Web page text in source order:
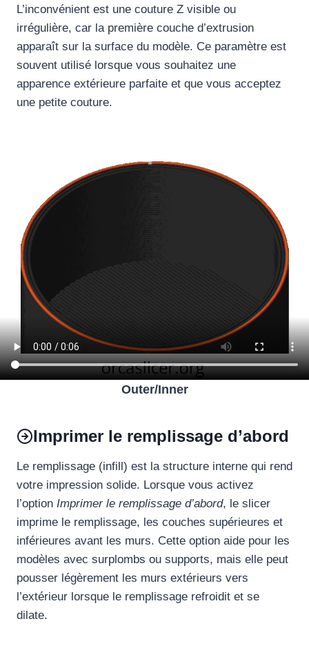
L’inconvénient est une couture Z visible ou
irrégulière, car la première couche d’extrusion
apparaît sur la surface du modèle. Ce paramètre est
souvent utilisé lorsque vous souhaitez une
apparence extérieure parfaite et que vous acceptez
une petite couture.
Outer/Inner
Imprimer le remplissage d’abord
Le remplissage (infill) est la structure interne qui rend
votre impression solide. Lorsque vous activez
l’option Imprimer le remplissage d’abord, le slicer
imprime le remplissage, les couches supérieures et
inférieures avant les murs. Cette option aide pour les
modèles avec surplombs ou supports, mais elle peut
pousser légèrement les murs extérieurs vers
l’extérieur lorsque le remplissage refroidit et se
dilate.